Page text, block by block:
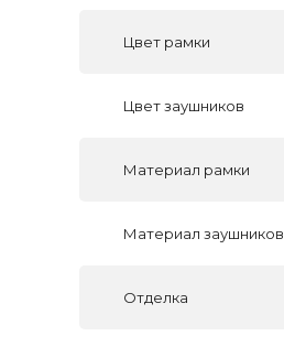
Цвет рамки
Цвет заушников
Материал рамки
Материал заушников
Отделка